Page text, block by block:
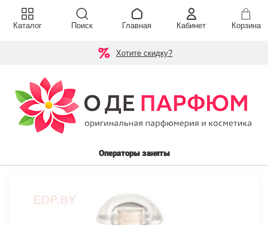
Хотите скидку?
Операторы заняты
Каталог Поиск Главная Кабинет Корзина